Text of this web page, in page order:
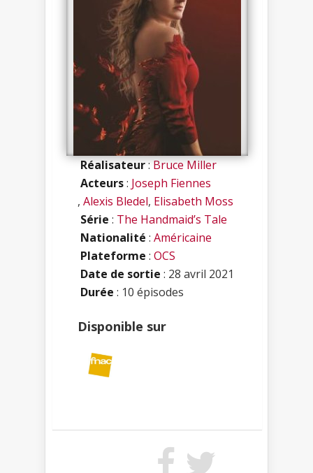
Réalisateur:Bruce Miller
Acteurs: Joseph Fiennes
, Alexis Bledel, Elisabeth Moss
Série : The Handmaid’s Tale
Nationalité : Américaine
Plateforme : OCS
Date de sortie : 28 avril 2021
Durée : 10 épisodes
Disponible sur